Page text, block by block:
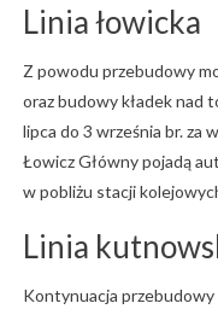
Linia łowicka
Z powodu przebudowy
oraz budowy kładek nad
lipca do 3 września br. za
Łowicz Główny pojadą
w pobliżu stacji
Linia
Kontynuacja